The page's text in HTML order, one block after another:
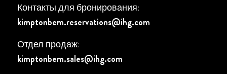
Контакты для бронирования:
kimptonbem.reservations@ihg.com
Отдел продаж:
kimptonbem.sales@ihg.com